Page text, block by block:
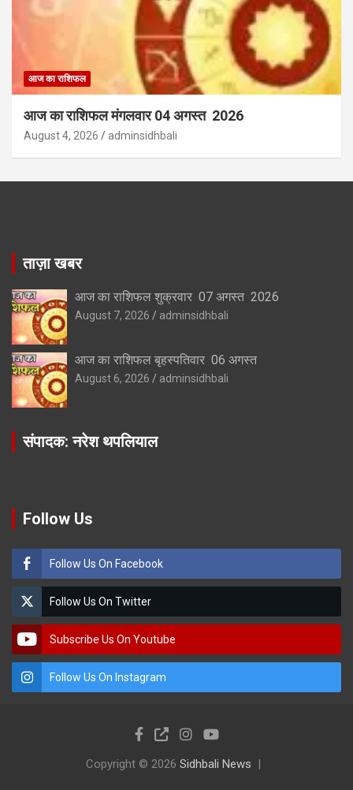
आज का राशिफल
आज का राशिफल मंगलवार 04 अगस्त 2026
August 4, 2026 adminsidhbali
ताज़ा खबर
आज का राशिफल शुक्रवार 07 अगस्त 2026
August 7, 2026 adminsidhbali
आज का राशिफल बृहस्पतिवार 06 अगस्त
August 6, 2026 adminsidhbali
संपादक: नरेश थपलियाल
Follow Us
Follow Us On Facebook
Follow Us On Twitter
Subscribe Us On Youtube
Follow Us On Instagram
Copyright © 2026 Sidhbali News